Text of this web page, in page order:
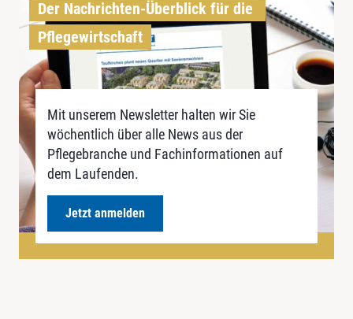
Der Nachrichten-Überblick für die
Pflegewirtschaft
Mit unserem Newsletter halten wir Sie
wöchentlich über alle News aus der
Pflegebranche und Fachinformationen auf
dem Laufenden.
Jetzt anmelden